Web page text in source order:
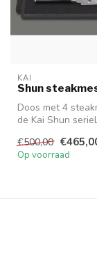
KAI
Shun
Doos met 4
de Kai Shun
DMS-40...
€500,00
Op voorraad